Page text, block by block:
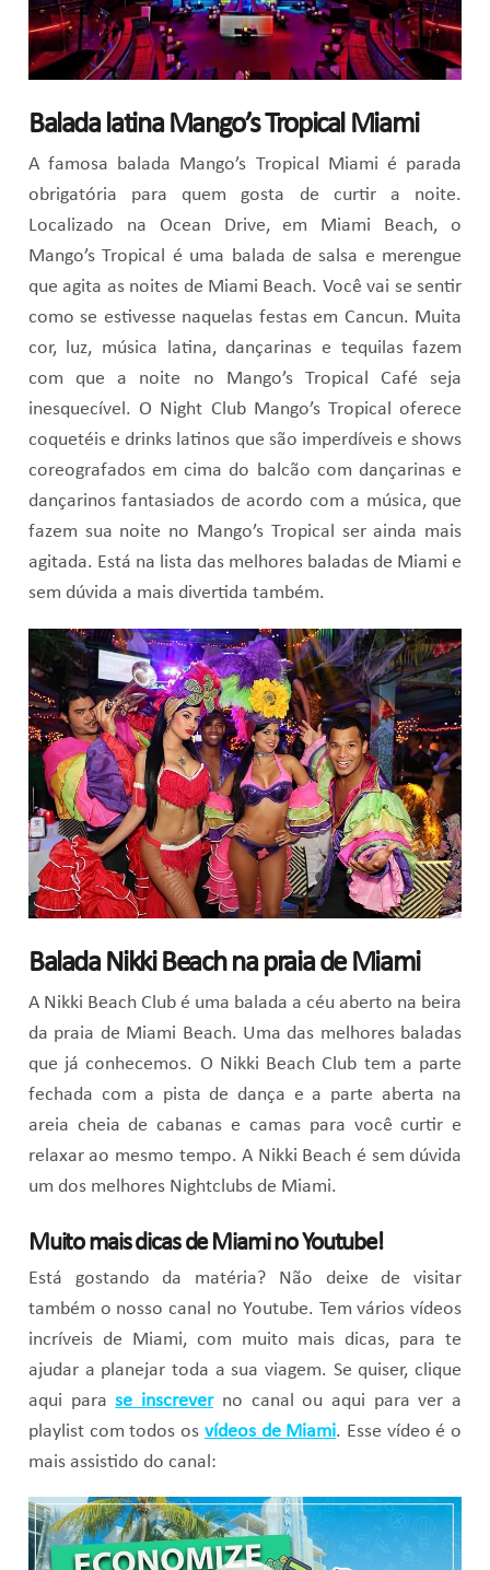
Balada latina Mango’s Tropical Miami
A famosa balada Mango’s Tropical Miami é parada
obrigatória para quem gosta de curtir a noite.
Localizado na Ocean Drive, em Miami Beach, o
Mango’s Tropical é uma balada de salsa e merengue
que agita as noites de Miami Beach. Você vai se sentir
como se estivesse naquelas festas em Cancun. Muita
cor, luz, música latina, dançarinas e tequilas fazem
com que a noite no Mango’s Tropical Café seja
inesquecível. O Night Club Mango’s Tropical oferece
coquetéis e drinks latinos que são imperdíveis e shows
coreografados em cima do balcão com dançarinas e
dançarinos fantasiados de acordo com a música, que
fazem sua noite no Mango’s Tropical ser ainda mais
agitada. Está na lista das melhores baladas de Miami e
sem dúvida a mais divertida também.
Balada Nikki Beach na praia de Miami
A Nikki Beach Club é uma balada a céu aberto na beira
da praia de Miami Beach. Uma das melhores baladas
que já conhecemos. O Nikki Beach Club tem a parte
fechada com a pista de dança e a parte aberta na
areia cheia de cabanas e camas para você curtir e
relaxar ao mesmo tempo. A Nikki Beach é sem dúvida
um dos melhores Nightclubs de Miami.
Muito mais dicas de Miami no Youtube!
Está gostando da matéria? Não deixe de visitar
também o nosso canal no Youtube. Tem vários vídeos
incríveis de Miami, com muito mais dicas, para te
ajudar a planejar toda a sua viagem. Se quiser, clique
aqui parase inscreverno canal ou aqui para ver a
playlist com todos os vídeos de Miami. Esse vídeo é o
mais assistido do canal: